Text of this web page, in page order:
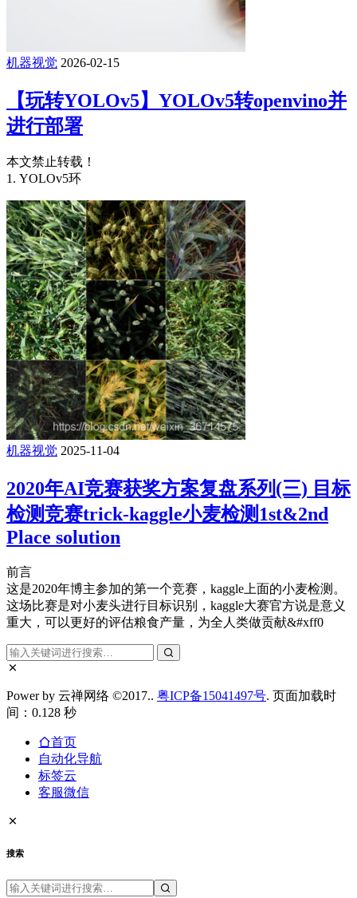
机器视觉 2026-02-15
【玩转YOLOv5】YOLOv5转openvino并
进行部署
本文禁止转载！
1. YOLOv5环
机器视觉 2025-11-04
2020年AI竞赛获奖方案复盘系列(三) 目标
检测竞赛trick-kaggle小麦检测1st&2nd
Place solution
前言
这是2020年博主参加的第一个竞赛，kaggle上面的小麦检测。
这场比赛是对小麦头进行目标识别，kaggle大赛官方说是意义
重大，可以更好的评估粮食产量，为全人类做贡献&#xff0
Power by 云禅网络 ©2017.. 粤ICP备15041497号. 页面加载时
间：0.128 秒
首页
自动化导航
标签云
客服微信
搜索